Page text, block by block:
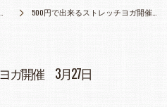
500円で出来るストレッチヨガ開催 3月27日
ガ開催 3月27日